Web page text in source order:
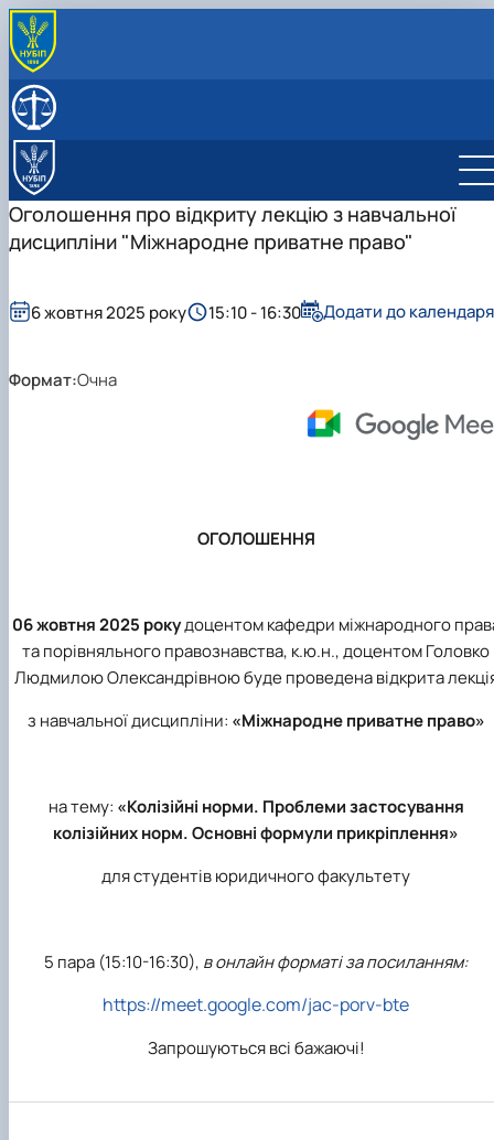
ПРО КАФЕДРУ
Навчально-методичне забезпечення
Практичне навчання
НАУКОВА РОБОТА
Сторінка аспірантів
Студентська наукова робота
Оголошення про відкриту лекцію з навчальної
дисципліни "Міжнародне приватне право"
ОГОЛОШЕННЯ
06 жовтня 2025 рокудоцентом кафедри міжнародного
та порівняльного правознавства, к.ю.н., доцентом Головко
Людмилою Олександрівною буде проведена відкрита
з навчальної дисципліни: «Міжнародне приватне право»
на тему: «Колізійні норми. Проблеми застосування
колізійних норм. Основні формули прикріплення»
для студентів юридичного факультету
5 пара (15:10-16:30), в онлайн форматі за посиланням:
https://meet.google.com/jac-porv-bte
Запрошуються всі бажаючі!
6 жовтня 2025 року 15:10 - 16:30 Додати до календаря
Формат:Очна